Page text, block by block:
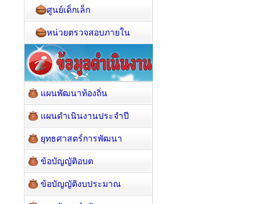
ศูนย์เด็กเล็ก
หน่วยตรวจสอบภายใน
แผนพัฒนาท้องถิ่น
แผนดำเนินงานประจำปี
ยุทธศาสตร์การพัฒนา
ข้อบัญญัติอบต
ข้อบัญญัติงบประมาณ